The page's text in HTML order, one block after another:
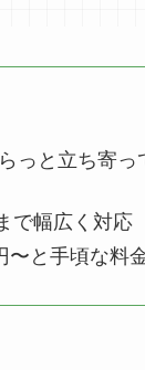
っと立ち寄っ
で幅広く対応
〜と手頃な料